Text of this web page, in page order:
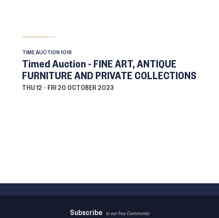
TIME AUCTION1016
Timed Auction - FINE ART, ANTIQUE
FURNITURE AND PRIVATE COLLECTIONS
THU12 - FRI 20 OCTOBER 2023
Subscribe to our free Community